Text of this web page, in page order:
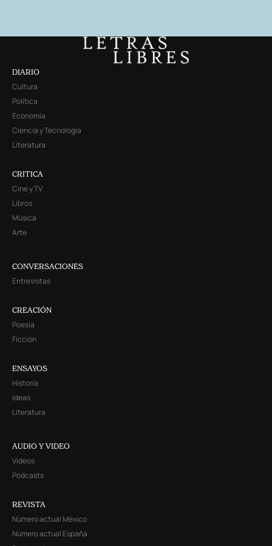
DIARIO
Cultura
Política
Economía
Ciencia y Tecnología
Literatura
CRITICA
Cine y TV
Libros
Música
Arte
CONVERSACIONES
Entrevistas
CREACIÓN
Poesía
Ficción
ENSAYOS
Historia
Ideas
Literatura
AUDIO Y VIDEO
Videos
Podcasts
REVISTA
Número actual México
Número actual España